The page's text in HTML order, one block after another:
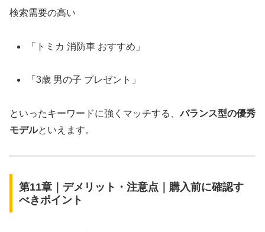
検索需要の高い
「トミカ 消防車 おすすめ」
「3歳 男の子 プレゼント」
といったキーワードに強くマッチする、バランス型の優秀
モデルといえます。
第11章｜デメリット・注意点｜購入前に確認す
べきポイント